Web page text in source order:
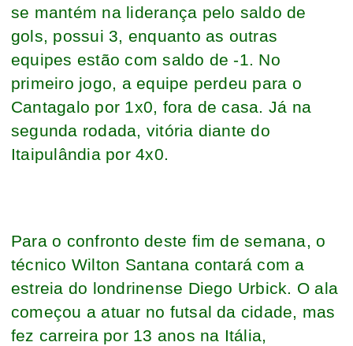
se mantém na liderança pelo saldo de
gols, possui 3, enquanto as outras
equipes estão com saldo de -1. No
primeiro jogo, a equipe perdeu para o
Cantagalo por 1x0, fora de casa. Já na
segunda rodada, vitória diante do
Itaipulândia por 4x0.
Para o confronto deste fim de semana, o
técnico Wilton Santana contará com a
estreia do londrinense Diego Urbick. O ala
começou a atuar no futsal da cidade, mas
fez carreira por 13 anos na Itália,